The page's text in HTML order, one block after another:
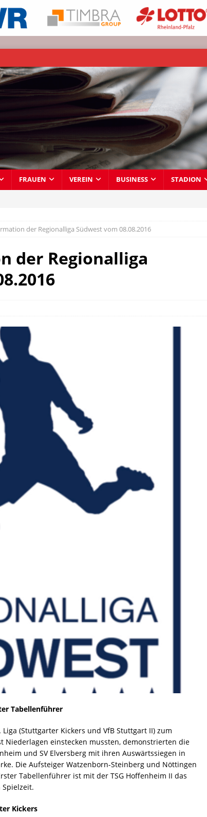
FRAUEN VEREIN BUSINESS STADION
der Regionalliga Südwest vom 08.08.2016
der Regionalliga
Tabellenführer
(Stuttgarter Kickers und VfB Stuttgart II) zum
Niederlagen einstecken mussten, demonstrierten die
und SV Elversberg mit ihren Auswärtssiegen in
Die Aufsteiger Watzenborn-Steinberg und Nöttingen
Tabellenführer ist mit der TSG Hoffenheim II das
Kickers